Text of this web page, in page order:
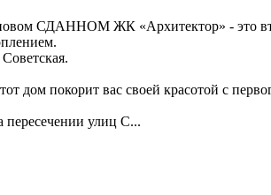
СДАННОМ ЖК «Архитектор» - это
дом покорит вас своей красотой с
пересечении улиц С...